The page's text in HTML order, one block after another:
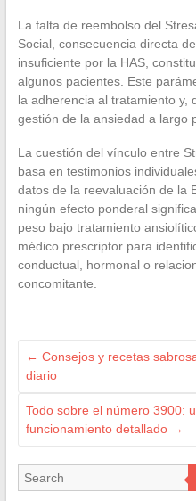
La falta de reembolso del
Social, consecuencia directa
insuficiente por la HAS,
algunos pacientes. Este
la adherencia al tratamiento y,
gestión de la ansiedad a largo
La cuestión del vínculo entre
basa en testimonios
datos de la reevaluación de la
ningún efecto ponderal
peso bajo tratamiento
médico prescriptor para
conductual, hormonal o
concomitante.
← Consejos y recetas
diario
Todo sobre el número 3900:
funcionamiento detallado →